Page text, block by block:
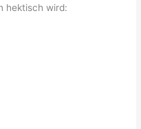
hektisch wird: